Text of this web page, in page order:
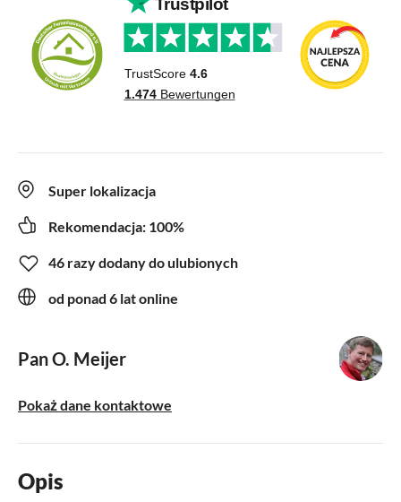
Super lokalizacja
Rekomendacja: 100%
46 razy dodany do ulubionych
od ponad 6 lat online
Pan O. Meijer
Pokaż dane kontaktowe
Opis